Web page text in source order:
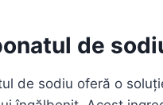
de
de sodiu oferă o